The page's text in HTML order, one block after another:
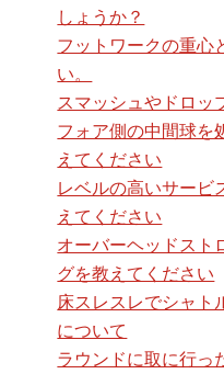
しょうか？
フットワークの重心
い。
スマッシュやドロッ
フォア側の中間球を
えてください
レベルの高いサービ
えてください
オーバーヘッドスト
グを教えてください
床スレスレでシャト
について
ラウンドに取に行っ